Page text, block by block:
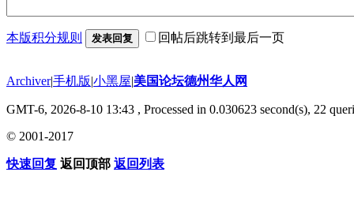
本版积分规则 发表回复 回帖后跳转到最后一页
Archiver|手机版|小黑屋|美国论坛德州华人网
GMT-6, 2026-8-10 13:43 , Processed in 0.030623 second(s), 22
© 2001-2017
快速回复 返回顶部 返回列表